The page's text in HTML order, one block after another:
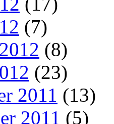
(7)
(8)
(23)
2011 (13)
2011 (5)